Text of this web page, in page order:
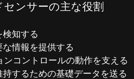
ンサーの主な役割
知する
情報を提供する
ンコントロールの動作を支える
するための基礎データを送る